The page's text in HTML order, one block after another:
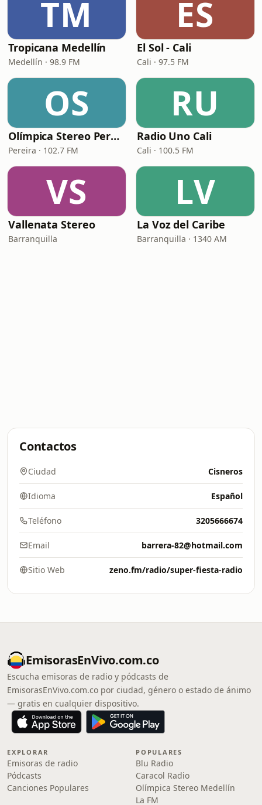
TM
Tropicana Medellín
Medellín · 98.9 FM
ES
El Sol - Cali
Cali · 97.5 FM
OS
Olímpica Stereo Pereira
Pereira · 102.7 FM
RU
Radio Uno Cali
Cali · 100.5 FM
VS
Vallenata Stereo
Barranquilla
LV
La Voz del Caribe
Barranquilla · 1340 AM
Contactos
Ciudad Cisneros
Idioma Español
Teléfono 3205666674
Email barrera-82@hotmail.com
Sitio Web zeno.fm/radio/super-fiesta-radio
EmisorasEnVivo.com.co
Escucha emisoras de radio y pódcasts de
EmisorasEnVivo.com.co por ciudad, género o estado de ánimo
— gratis en cualquier dispositivo.
EXPLORAR
Emisoras de radio
Pódcasts
Canciones Populares
POPULARES
Blu Radio
Caracol Radio
Olímpica Stereo Medellín
La FM